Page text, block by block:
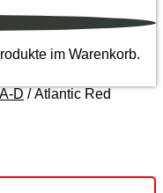
im Warenkorb.
D / Atlantic Red